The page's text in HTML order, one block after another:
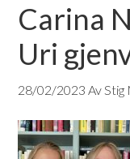
Carina
Uri
28/02/2023 Av Stig